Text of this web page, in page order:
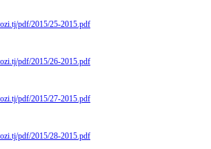
pdf/2015/25-2015.pdf
pdf/2015/26-2015.pdf
pdf/2015/27-2015.pdf
pdf/2015/28-2015.pdf